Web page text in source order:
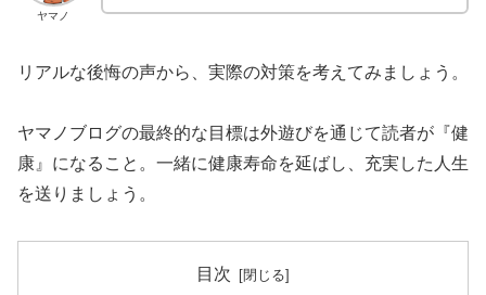
ヤマノ
リアルな後悔の声から、実際の対策を考えてみましょう。
ヤマノブログの最終的な目標は外遊びを通じて読者が『健
康』になること。一緒に健康寿命を延ばし、充実した人生
を送りましょう。
目次